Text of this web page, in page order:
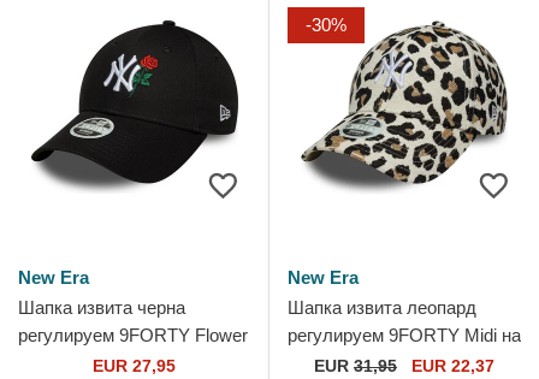
New Era
Шапка извита черна
регулируем 9FORTY Flower
Icon на New York Yankees
EUR 27,95
-30%
New Era
Шапка извита леопард
регулируем 9FORTY Midi на
New York Yankees MLB от
EUR 31,95 EUR 22,37